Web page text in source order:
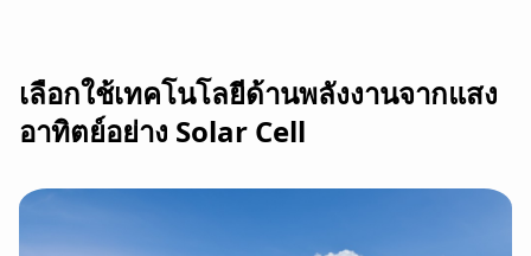
เลือกใช้เทคโนโลยีด้านพลังงานจากแสง
อาทิตย์อย่าง Solar Cell